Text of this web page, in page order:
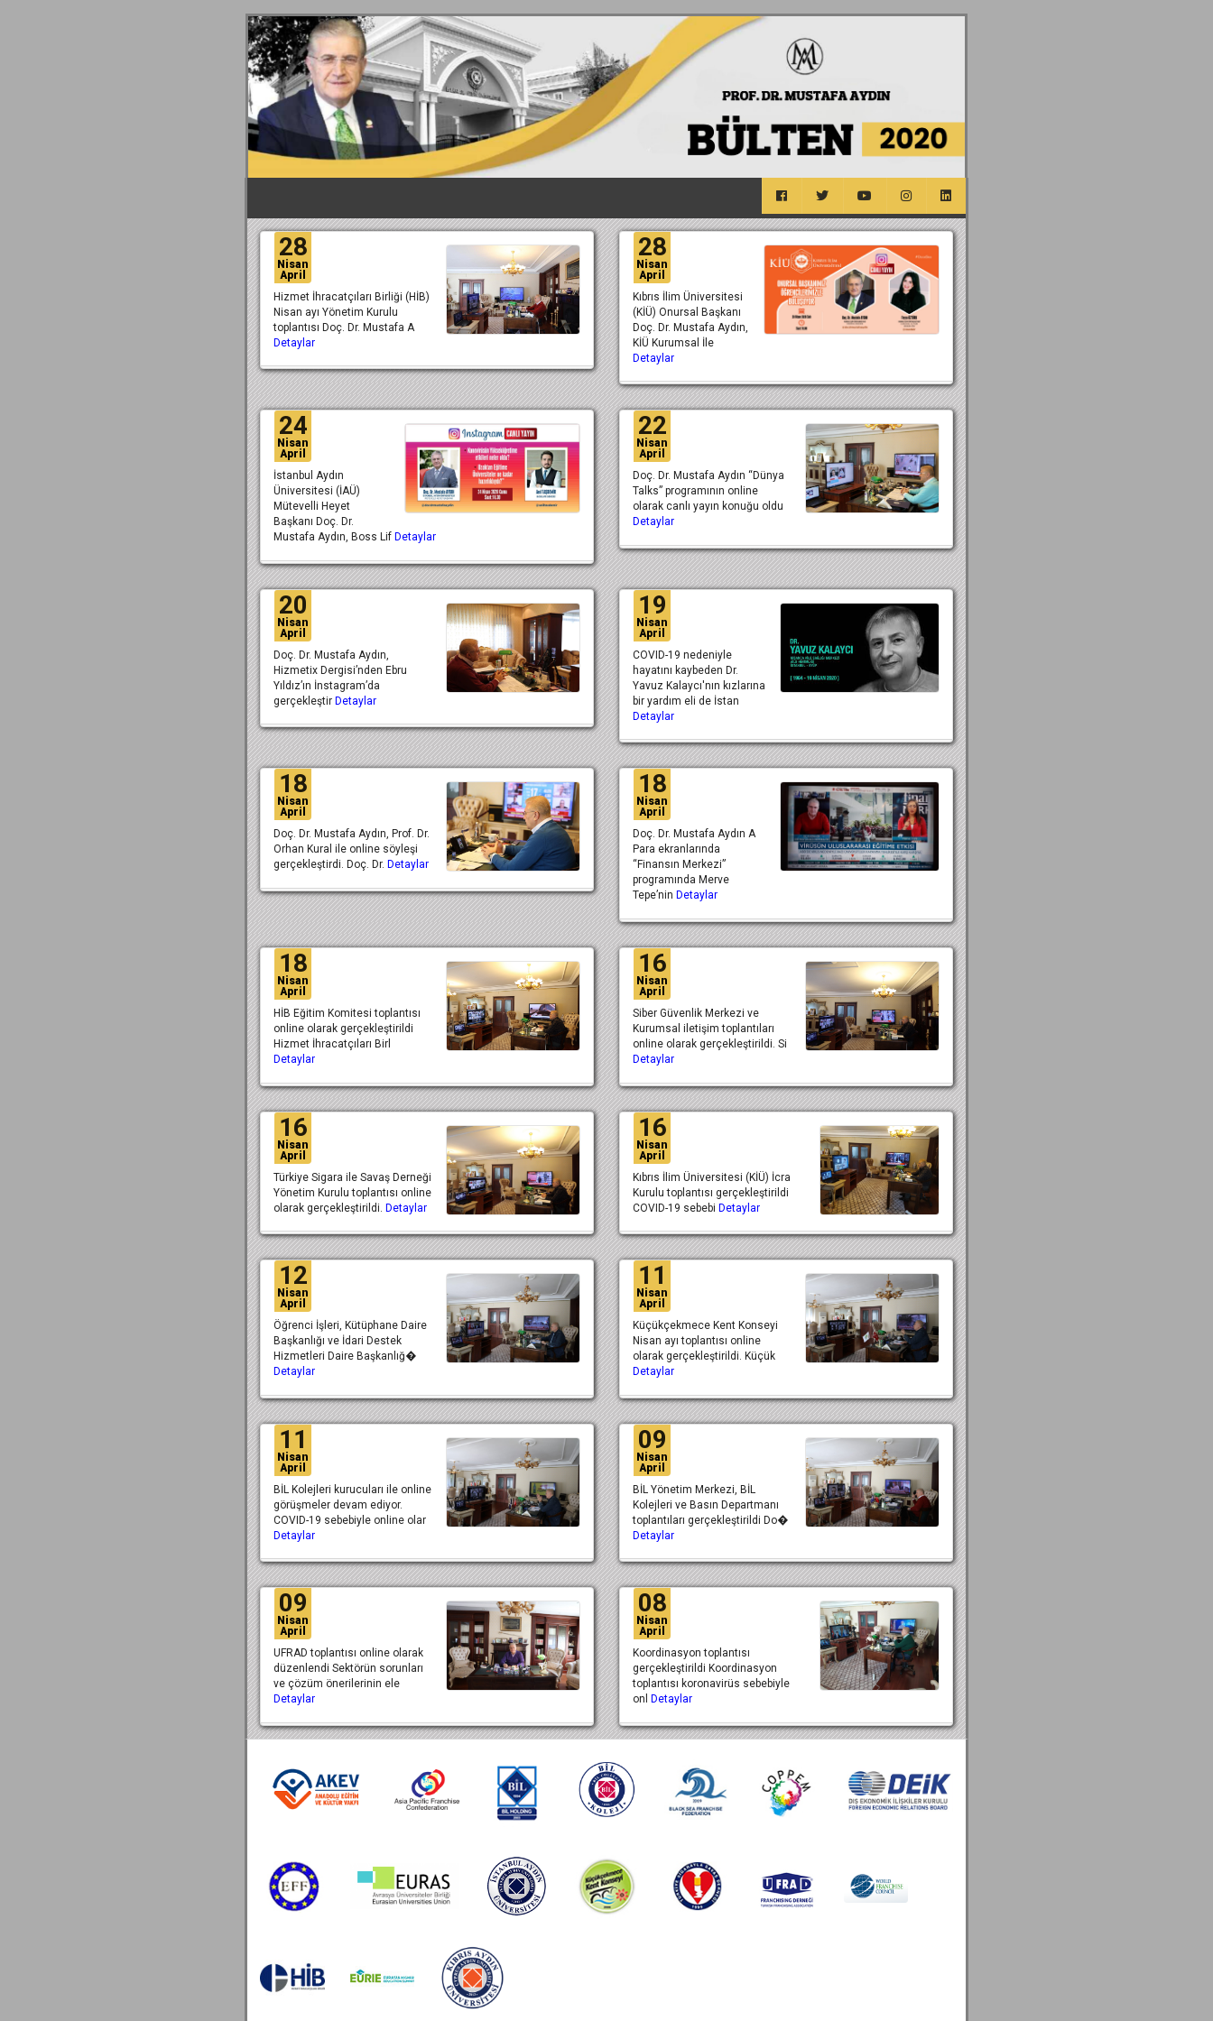
28
Nisan
April
Hizmet İhracatçıları Birliği (HİB)
Nisan ayı Yönetim Kurulu
toplantısı Doç. Dr. Mustafa A
Detaylar
28
Nisan
April
Kıbrıs İlim Üniversitesi
(KİÜ) Onursal Başkanı
Doç. Dr. Mustafa Aydın,
KİÜ Kurumsal İle
Detaylar
24
Nisan
April
İstanbul Aydın
Üniversitesi (İAÜ)
Mütevelli Heyet
Başkanı Doç. Dr.
Mustafa Aydın, Boss Lif Detaylar
22
Nisan
April
Doç. Dr. Mustafa Aydın “Dünya
Talks” programının online
olarak canlı yayın konuğu oldu
Detaylar
20
Nisan
April
Doç. Dr. Mustafa Aydın,
Hizmetix Dergisi’nden Ebru
Yıldız’ın İnstagram’da
gerçekleştir Detaylar
19
Nisan
April
COVID-19 nedeniyle
hayatını kaybeden Dr.
Yavuz Kalaycı'nın kızlarına
bir yardım eli de İstan
Detaylar
18
Nisan
April
Doç. Dr. Mustafa Aydın, Prof. Dr.
Orhan Kural ile online söyleşi
gerçekleştirdi. Doç. Dr. Detaylar
18
Nisan
April
Doç. Dr. Mustafa Aydın A
Para ekranlarında
“Finansın Merkezi”
programında Merve
Tepe’nin Detaylar
18
Nisan
April
HİB Eğitim Komitesi toplantısı
online olarak gerçekleştirildi
Hizmet İhracatçıları Birl
Detaylar
16
Nisan
April
Siber Güvenlik Merkezi ve
Kurumsal iletişim toplantıları
online olarak gerçekleştirildi. Si
Detaylar
16
Nisan
April
Türkiye Sigara ile Savaş Derneği
Yönetim Kurulu toplantısı online
olarak gerçekleştirildi. Detaylar
16
Nisan
April
Kıbrıs İlim Üniversitesi (KİÜ) İcra
Kurulu toplantısı gerçekleştirildi
COVID-19 sebebi Detaylar
12
Nisan
April
Öğrenci İşleri, Kütüphane Daire
Başkanlığı ve İdari Destek
Hizmetleri Daire Başkanlığ�
Detaylar
11
Nisan
April
Küçükçekmece Kent Konseyi
Nisan ayı toplantısı online
olarak gerçekleştirildi. Küçük
Detaylar
11
Nisan
April
BİL Kolejleri kurucuları ile online
görüşmeler devam ediyor.
COVID-19 sebebiyle online olar
Detaylar
09
Nisan
April
BİL Yönetim Merkezi, BİL
Kolejleri ve Basın Departmanı
toplantıları gerçekleştirildi Do�
Detaylar
09
Nisan
April
UFRAD toplantısı online olarak
düzenlendi Sektörün sorunları
ve çözüm önerilerinin ele
Detaylar
08
Nisan
April
Koordinasyon toplantısı
gerçekleştirildi Koordinasyon
toplantısı koronavirüs sebebiyle
onl
Detaylar